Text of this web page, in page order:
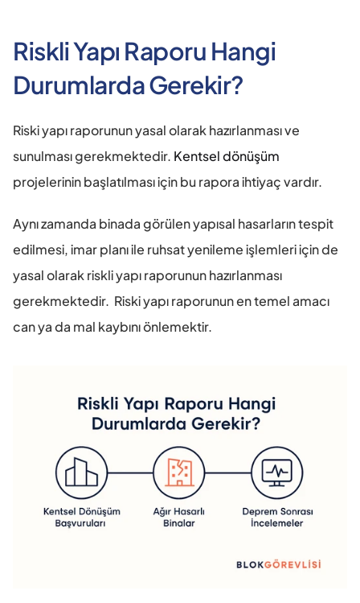
Riskli Yapı Raporu Hangi
Durumlarda Gerekir?
Riski yapı raporunun yasal olarak hazırlanması ve
sunulması gerekmektedir.
projelerinin başlatılması için bu rapora ihtiyaç vardır.
Aynı zamanda binada görülen yapısal hasarların tespit
edilmesi, imar planı ile ruhsat yenileme işlemleri için de
yasal olarak riskli yapı raporunun hazırlanması
gerekmektedir.  Riski yapı raporunun en temel amacı
can ya da mal kaybını önlemektir.